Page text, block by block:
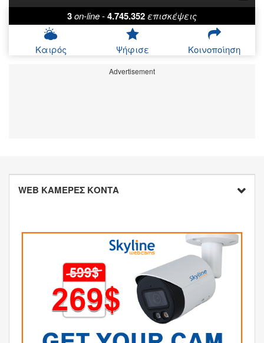
3on-line-4.745.352επισκέψεις
Καιρός Ψήφισε Κοινοποίηση
Advertisement
WEB ΚΑΜΕΡΕΣ ΚΟΝΤΑ